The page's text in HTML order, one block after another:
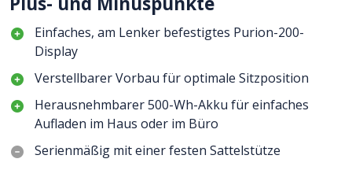
Einfaches, am Lenker befestigtes Purion-200-
Display
Verstellbarer Vorbau für optimale Sitzposition
Herausnehmbarer 500-Wh-Akku für einfaches
Aufladen im Haus oder im Büro
Serienmäßig mit einer festen Sattelstütze